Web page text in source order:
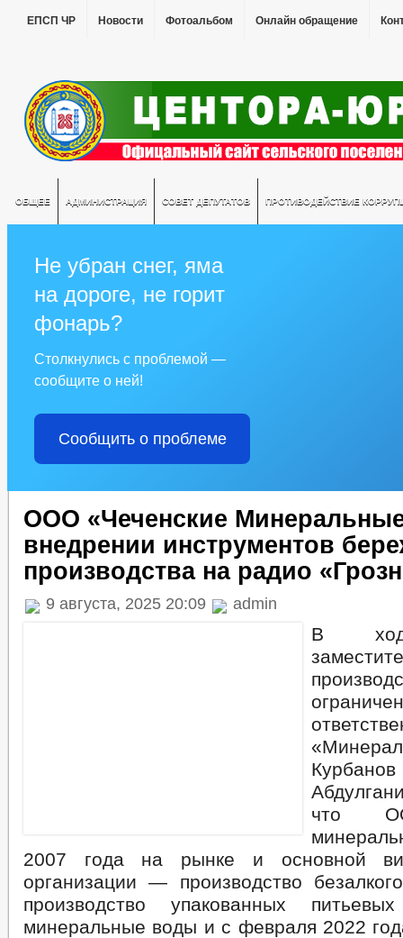
ЕПСП ЧР Новости Фотоальбом Онлайн обращение
ОБЩЕЕ АДМИНИСТРАЦИЯ СОВЕТ ДЕПУТАТОВ ПРОТИВОДЕЙСТВИЕ
Не убран снег, яма
на дороге, не горит
фонарь?
Столкнулись с проблемой —
сообщите о ней!
Сообщить о проблеме
ООО «Чеченские
внедрении инструментов
производства на радио
9 августа, 2025 20:09 admin
В
что
2007 года на рынке и основной
организации — производство
производство упакованных
минеральные воды и с февраля 2022